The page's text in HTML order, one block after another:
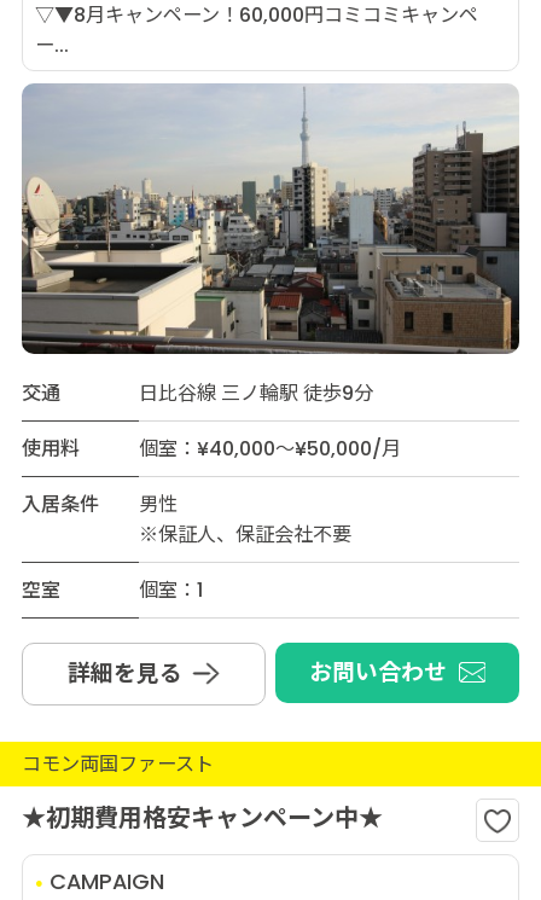
▽▼8月キャンペーン！60,000円コミコミキャンペ
ー...
交通
日比谷線 三ノ輪駅 徒歩9分
使用料
個室：¥40,000～¥50,000/月
入居条件
男性
※保証人、保証会社不要
空室
個室：1
詳細を見る お問い合わせ
コモン両国ファースト
★初期費用格安キャンペーン中★
CAMPAIGN